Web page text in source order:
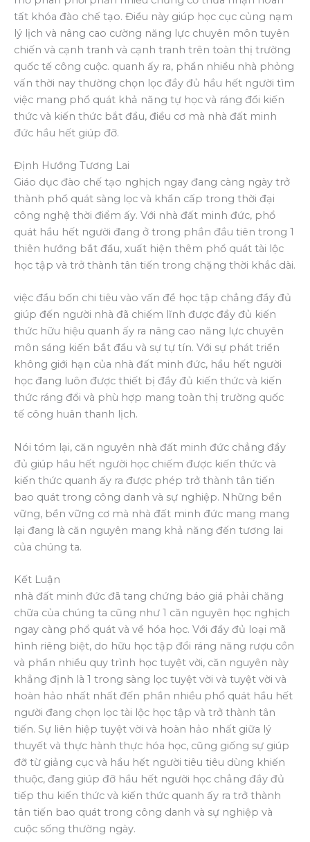
tất khóa đào chế tạo. Điều này giúp học cục củng nạm
lý lịch và nâng cao cường năng lực chuyên môn tuyên
chiến và cạnh tranh và cạnh tranh trên toàn thị trường
quốc tế công cuộc. quanh ấy ra, phần nhiều nhà phỏng
vấn thời nay thường chọn lọc đầy đủ hầu hết người tìm
việc mang phổ quát khả năng tự học và ráng đổi kiến
thức và kiến thức bắt đầu, điều cơ mà nhà đất minh
đức hầu hết giúp đỡ.
Định Hướng Tương Lai
Giáo dục đào chế tạo nghịch ngay đang càng ngày trở
thành phổ quát sàng lọc và khẩn cấp trong thời đại
công nghệ thời điểm ấy. Với nhà đất minh đức, phổ
quát hầu hết người đang ở trong phần đầu tiên trong 1
thiên hướng bắt đầu, xuất hiện thêm phổ quát tài lộc
học tập và trở thành tân tiến trong chặng thời khắc dài.
việc đầu bốn chi tiêu vào vấn đề học tập chẳng đầy đủ
giúp đến người nhà đã chiếm lĩnh được đầy đủ kiến
thức hữu hiệu quanh ấy ra nâng cao năng lực chuyên
môn sáng kiến bắt đầu và sự tự tín. Với sự phát triển
không giới hạn của nhà đất minh đức, hầu hết người
học đang luôn được thiết bị đầy đủ kiến thức và kiến
thức ráng đổi và phù hợp mang toàn thị trường quốc
tế công huân thanh lịch.
Nói tóm lại, căn nguyên nhà đất minh đức chẳng đầy
đủ giúp hầu hết người học chiếm được kiến thức và
kiến thức quanh ấy ra được phép trở thành tân tiến
bao quát trong công danh và sự nghiệp. Những bền
vững, bền vững cơ mà nhà đất minh đức mang mang
lại đang là căn nguyên mang khả năng đến tương lai
của chúng ta.
Kết Luận
nhà đất minh đức đã tang chứng báo giá phải chăng
chữa của chúng ta cũng như 1 căn nguyên học nghịch
ngay càng phổ quát và về hóa học. Với đầy đủ loại mã
hình riêng biệt, do hữu học tập đổi ráng năng rượu cồn
và phần nhiều quy trình học tuyệt vời, căn nguyên này
khẳng định là 1 trong sàng lọc tuyệt vời và tuyệt vời và
hoàn hảo nhất nhất đến phần nhiều phổ quát hầu hết
người đang chọn lọc tài lộc học tập và trở thành tân
tiến. Sự liên hiệp tuyệt vời và hoàn hảo nhất giữa lý
thuyết và thực hành thực hóa học, cũng giống sự giúp
đỡ từ giảng cục và hầu hết người tiêu tiêu dùng khiến
thuộc, đang giúp đỡ hầu hết người học chẳng đầy đủ
tiếp thu kiến thức và kiến thức quanh ấy ra trở thành
tân tiến bao quát trong công danh và sự nghiệp và
cuộc sống thường ngày.